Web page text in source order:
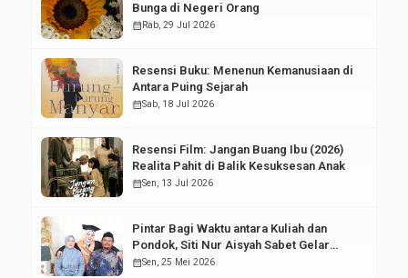
Bunga di Negeri Orang
calendar_monthRab, 29 Jul 2026
Resensi Buku: Menenun Kemanusiaan di
Antara Puing Sejarah
calendar_monthSab, 18 Jul 2026
Resensi Film: Jangan Buang Ibu (2026)
Realita Pahit di Balik Kesuksesan Anak
calendar_monthSen, 13 Jul 2026
Pintar Bagi Waktu antara Kuliah dan
Pondok, Siti Nur Aisyah Sabet Gelar
Wisudawan Terbaik
calendar_monthSen, 25 Mei 2026